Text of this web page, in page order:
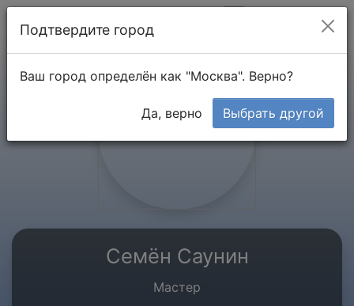
Семён Саунин
Мастер
Подтвердите город
Ваш город определён как "Москва". Верно?
Да, верно Выбрать другой